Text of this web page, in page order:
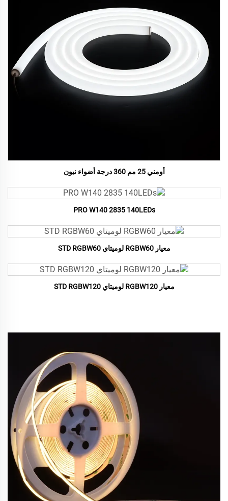
أومني 25 مم 360 درجة أضواء نيون
PRO W140 2835 140LEDs
معيار RGBW60 لوميتاي STD RGBW60
معيار RGBW120 لوميتاي STD RGBW120